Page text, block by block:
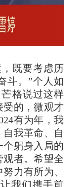
既要考虑历
斗。”个人如
格说过这样
受的，微观才
有为年，我
我革命、自
躬身入局的
者。希望全
力有所为、
我们携手前